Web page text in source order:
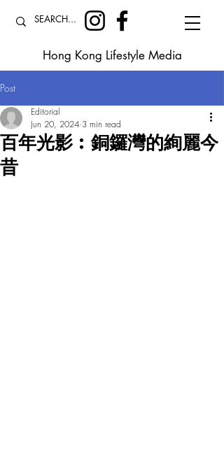
Hong Kong Lifestyle Media
Post
百年光影︰銅鑼灣的絢麗今
昔
Editorial
Jun 20, 2024 3 min read